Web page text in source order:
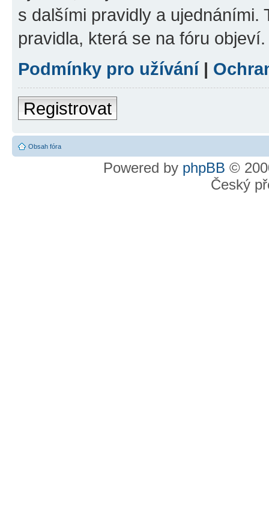
s dalšími pravidly a ujednáními.
pravidla, která se na fóru objeví.
Podmínky pro užívání|
Registrovat
Obsah fóra
Powered by phpBB ©
Český